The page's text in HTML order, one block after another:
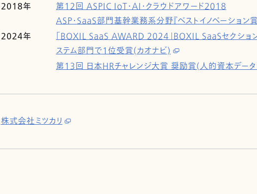
2018年
第12回 ASPIC IoT・AI・クラウドアワード2018
ASP・SaaS部門基幹業務系分野『ベストイノベーション
2024年
「BOXIL SaaS AWARD 2024」BOXIL SaaSセクション
ステム部門で1位受賞(カオナビ)
第13回 日本HRチャレンジ大賞 奨励賞(人的資本デー
株式会社ミツカリ